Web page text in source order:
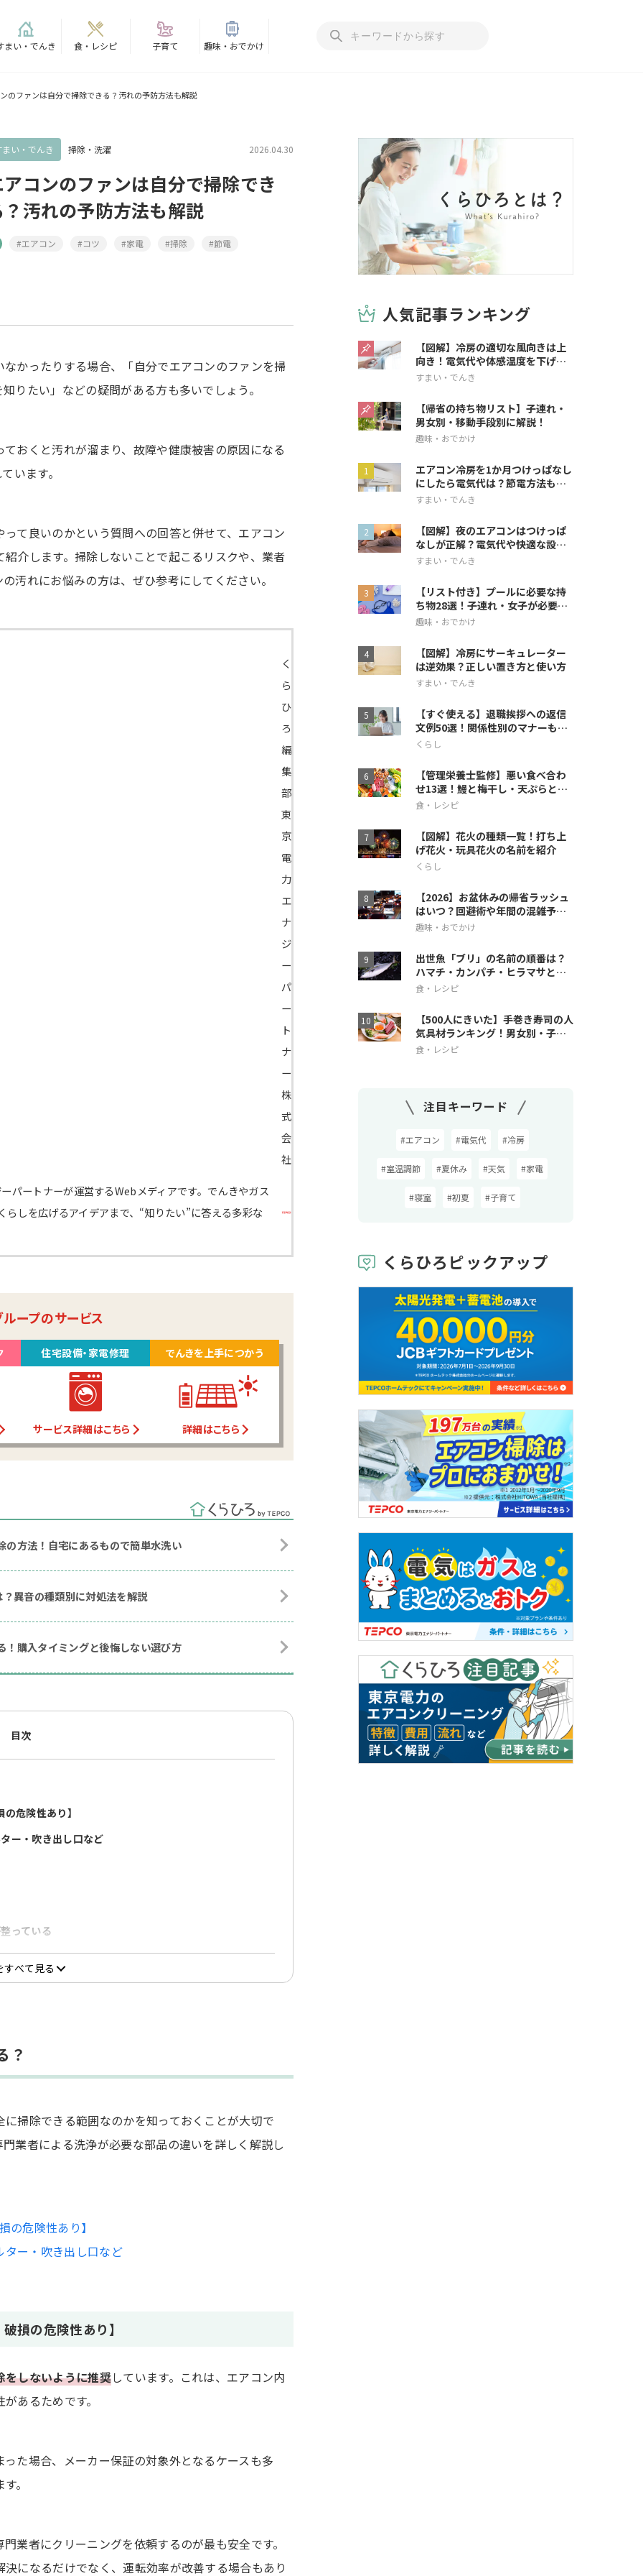
まい・でんき 食・レシピ 子育て 趣味・おでかけ
のファンは自分で掃除できる？汚れの予防方法も解説
2026.04.30
まい・でんき 掃除・洗濯
コンのファンは自分で掃除でき
汚れの予防方法も解説
#エアコン #コツ #家電 #掃除 #節電
かったりする場合、「自分でエアコンのファンを掃
りたい」などの疑問がある方も多いでしょう。
おくと汚れが溜まり、故障や健康被害の原因になる
います。
て良いのかという質問への回答と併せて、エアコン
介します。掃除しないことで起こるリスクや、業者
汚れにお悩みの方は、ぜひ参考にしてください。
く
ら
ひ
ろ
編
集
部
東
京
電
力
エ
ナ
ジ
ー
パ
ー
ト
ナ
ー
株
式
会
社
パートナーが運営するWebメディアです。でんきやガス
しを広げるアイデアまで、“知りたい”に答える多彩な
ープのサービス
住宅設備・家電修理
サービス詳細はこちら
でんきを上手につかう
詳細はこちら
方法！自宅にあるもので簡単水洗い
異音の種類別に対処法を解説
購入タイミングと後悔しない選び方
目次
危険性あり】
ー・吹き出し口など
っている
要？
すべて見る
？
掃除できる範囲なのかを知っておくことが大切で
業者による洗浄が必要な部品の違いを詳しく解説し
危険性あり】
ー・吹き出し口など
損の危険性あり】
をしないように推奨しています。これは、エアコン内
あるためです。
た場合、メーカー保証の対象外となるケースも多
。
業者にクリーニングを依頼するのが最も安全です。
になるだけでなく、運転効率が改善する場合もあり
人気記事ランキング
【図解】冷房の適切な風向きは上
向き！電気代や体感温度を下げる
方法を解説
すまい・でんき
【帰省の持ち物リスト】子連れ・
男女別・移動手段別に解説！
趣味・おでかけ
エアコン冷房を1か月つけっぱなし
にしたら電気代は？節電方法も解
説
すまい・でんき
【図解】夜のエアコンはつけっぱ
なしが正解？電気代や快適な設定
を解説
すまい・でんき
【リスト付き】プールに必要な持
ち物28選！子連れ・女子が必要な
アイテムも
趣味・おでかけ
【図解】冷房にサーキュレーター
は逆効果？正しい置き方と使い方
すまい・でんき
【すぐ使える】退職挨拶への返信
文例50選！関係性別のマナーも徹
底解説
くらし
【管理栄養士監修】悪い食べ合わ
せ13選！鰻と梅干し・天ぷらとス
イカの相性も
食・レシピ
【図解】花火の種類一覧！打ち上
げ花火・玩具花火の名前を紹介
くらし
【2026】お盆休みの帰省ラッシュ
はいつ？回避術や年間の混雑予想
も
趣味・おでかけ
出世魚「ブリ」の名前の順番は？
ハマチ・カンパチ・ヒラマサとの
違いも解説
食・レシピ
【500人にきいた】手巻き寿司の人
気具材ランキング！男女別・子ど
も人気も
食・レシピ
注目キーワード
#エアコン #電気代 #冷房
#室温調節 #夏休み #天気 #家電
#寝室 #初夏 #子育て
くらひろピックアップ